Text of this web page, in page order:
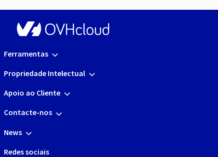
Ferramentas
Propriedade Intelectual
Apoio ao Cliente
Contacte-nos
News
Redes sociais